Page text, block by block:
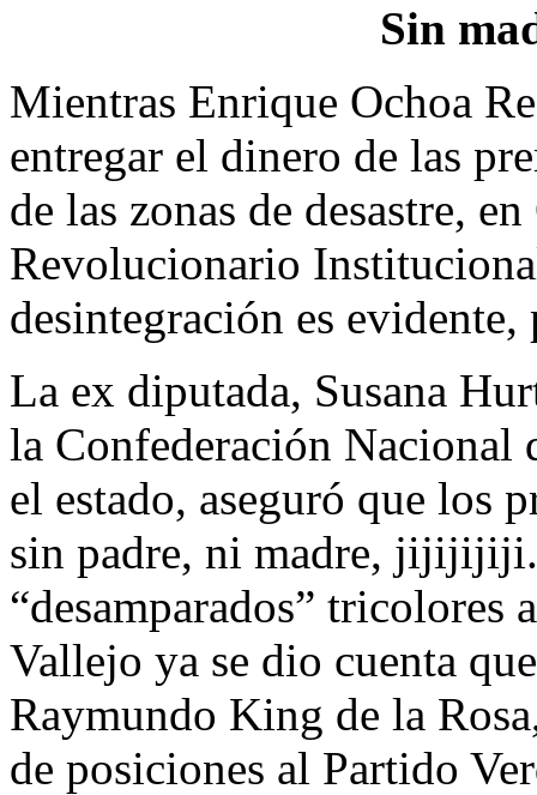
Sin
Mientras Enrique Ochoa
entregar el dinero de las
de las zonas de desastre,
Revolucionario
desintegración es
La ex diputada, Susana
la Confederación Nacional
el estado, aseguró que los
sin padre, ni madre,
“desamparados” tricolores
Vallejo ya se dio cuenta
Raymundo King de la
de posiciones al Partido